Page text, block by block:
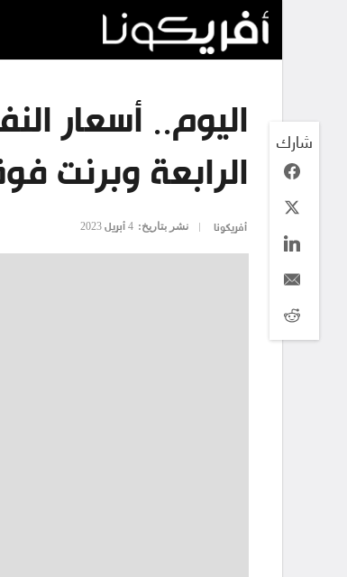
اليوم.. أسعار
الرابعة وبرنت فوق 85
أفريكونا نشر بتاريخ: 4 أبريل 2023
شارك